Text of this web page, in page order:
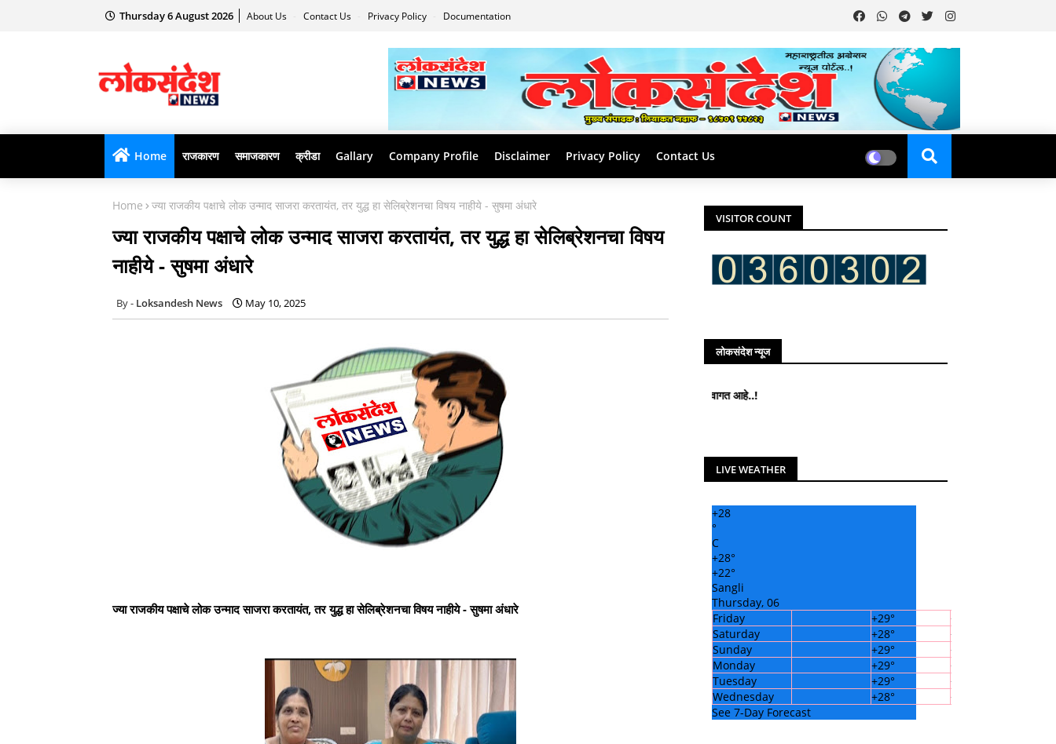
Thursday 6 August 2026 About Us Contact Us Privacy Policy Documentation
Home राजकारण समाजकारण क्रीडा Gallary Company Profile Disclaimer Privacy Policy Contact Us
Home ज्या राजकीय पक्षाचे लोक उन्माद साजरा करतायंत, तर युद्ध हा सेलिब्रेशनचा विषय नाहीये - सुषमा अंधारे
ज्या राजकीय पक्षाचे लोक उन्माद साजरा करतायंत, तर युद्ध हा सेलिब्रेशनचा विषय
नाहीये - सुषमा अंधारे
Loksandesh News May 10, 2025
ज्या राजकीय पक्षाचे लोक उन्माद साजरा करतायंत, तर युद्ध हा सेलिब्रेशनचा विषय नाहीये - सुषमा अंधारे
VISITOR COUNT
लोकसंदेश न्यूज
LIVE WEATHER
+28
°
C
+28°
+22°
Sangli
Thursday, 06
Friday
+29° +
Saturday
+28° +
Sunday
+29° +
Monday
+29° +
Tuesday
+29° +
Wednesday
+28° +
See 7-Day Forecast